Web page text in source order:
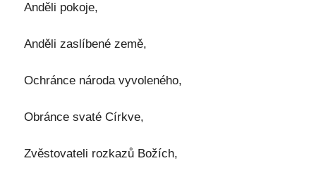
Anděli pokoje,
Anděli zaslíbené země,
Ochránce národa vyvoleného,
Obránce svaté Církve,
Zvěstovateli rozkazů Božích,